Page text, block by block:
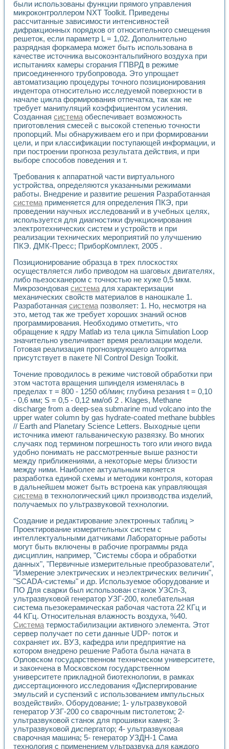
Метод траекторий в исследовании
Промышленная автоматизация
Автоматизация технологических процессов получения
Использование систем технического зрения для контроля
Исследование электромагнитных переходных процессов
Применение LabVIEW при разработке обучающих
Разработка виртуальных тренажеров путем
Система блокировок, сигнализации и защиты ускорителя
Система сбора данных и управления процессом
Управление температурой газовой среды специальной
Разработка программного обеспечения с
Использование технологий NATIONAL INSTRUMENTS
Оборудование для промышленной термотрансферной
Автоматизация реометрических исследований на базе
Применение измерителя иммитанса для исследова¬ния
Исследование электромагнитных переходных процессов
Стенд для исследования электрических переходных
Измерительный контроль с применением
Моделирование надежности и эффективности систем
Лабораторные практикумы и учебные стенды
Автоматизация лабораторного стенда по измерению
Автоматизированные лабораторные комплексы для
Виртуальный прибор для исследования нелинейных
Использование виртуальных приборов в процесе
Использование программ ELECTRONICS WORKBENCH-
Лабораторный практикум по дисциплине «Цифровые
Лабораторный практикум по ИНС на основе LabVIEW
Лабораторный практикум по основам теории коммутации
Опыт использования NI LabVIEW для создания
Применение LabVIEW для исследования течения в
Создание виртуальной работы «Изучение магнитных
Обратный маятник
Устройство для изучения основ интерфейсов обмена по
Лабораторный практикум: изучение адиабатического
Стенд для исследования электрических переходных
Система статистической обработки результатов
Модельно-измерительный комплекс. Назначение. Состав.
Использование технологий NATIONAL INSTRUMENTS
Учебный практикум "Спектральный и корреляционный
Учебный стенд для исследования принципа действия
Оборудование и программное обеспечение учебных
Виртуальный лабораторный практикум для изучения
Управление роботом ТУР-10 средствами LabVIEW
Аппаратно-программный комплекс для исследования
Автоматизированный дистанционный лабораторный
Исследование возможности реставрации одномерных
Использование технологий NATIONAL INSTRUMENTS в
Разработка модификаций алгоритма полигармонической
Учебный стенд для исследования принципа действия
Виртуальная система поддержки принимаемых решений в
Преемственность дисциплин «Моделирование систем» и
Универсальный стенд для исследования электрических
Лабораторные практикумы по информационно-
Виртуальный измеритель частотных характеристик на
Лабораторный практикум по основам теории Коммутации
Разработка виртуальной лабораторной работы
Виртуальные практикумы по электротехнике в среде
Из опыта внедрения в рамках национального проекта
Исследование эффективности решателей
Опыт разработки LabVIEW лабораторных практикумов
Проблемы повышения качества образования и
Развитие LabVIEW лабораторного практикума по
Разработка виртуальной лаборатории по электротехнике
Усовершенствованные алгоритмы частотного анализа
Об опыте работы учебного центра «Технологии
Технологии NI в магистерской программе «Прикладная
Система диагностики двигателей постоянного тока
Автоматизированный стенд формирования
Лабораторный практикум по курсу ИИС на базе
Партнеры
Академические и отраслевые институты
Учебные заведения
Бизнес
Контакты
были использованы функции прямого управления
микроконтроллером NXT Toolkit. Приведены
рассчитанные зависимости интенсивностей
дифракционных порядков от относительного смещения
решеток, если параметр L = 1,02. Дополнительно
разрядная форкамера может быть использована в
качестве источника высокоэнтальпийного воздуха при
испытаниях камеры сгорания ГПВРД в режиме
присоединенного трубопровода. Это упрощает
автоматизацию процедуры точного позиционирования
индентора относительно исследуемой поверхности в
начале цикла формирования отпечатка, так как не
требует манипуляций коэффициентом усиления.
Созданная системаобеспечивает возможность
приготовления смесей с высокой степенью точности
пропорций. Мы обнаруживаем его и при формировании
цели, и при классификации поступающей информации, и
при построении прогноза результата действия, и при
выборе способов поведения и т.
Требования к аппаратной части виртуального
устройства, определяются указанными режимами
работы. Внедрение и развитие решения Разработанная
системаприменяется для определения ПКЭ, при
проведении научных исследований и в учебных целях,
используется для диагностики функционирования
электротехнических систем и устройств и при
реализации технических мероприятий по улучшению
ПКЭ. ДМК-Пресс; ПриборКомплект, 2005 .
Позиционирование образца в трех плоскостях
осуществляется либо приводом на шаговых двигателях,
либо пьезосканером с точностью не хуже 0,5 мкм.
Микрозондовая системадля характеризации
механических свойств материалов в наношкале 1.
Разработанная системапозволяет: 1. Но, несмотря на
это, метод так же требует хороших знаний основ
программирования. Необходимо отметить, что
обращение к ядру Matlab из тела цикла Simulation Loop
значительно увеличивает время реализации модели.
Готовая реализация прогнозирующего алгоритма
присутствует в пакете Nl Control Design Toolkit.
Точение проводилось в режиме чистовой обработки при
этом частота вращения шпинделя изменялась в
пределах т = 800 - 1250 об/мин; глубина резания t = 0,10
- 0,6 мм; S = 0,5 - 0,12 мм/об 2 . KIages, Methane
discharge from a deep-sea submarine mud volcano into the
upper water column by gas hydrate-coated methane bubbles
// Earth and Planetary Science Letters. Выходные цепи
источника имеют гальваническую развязку. Во многих
случаях под термином погрешность того или иного вида
удобно понимать не рассмотренные выше разности
между приближениями, а некоторые меры близости
между ними. Наиболее актуальным является
разработка единой схемы и методики контроля, которая
в дальнейшем может быть встроена как управляющая
системав технологический цикл производства изделий,
получаемых по ультразвуковой технологии.
Создание и редактирование электронных таблиц >
Проектирование измерительных систем с
интеллектуальными датчиками Лабораторные работы
могут быть включены в рабочие программы ряда
дисциплин, например, "Системы сбора и обработки
данных", "Первичные измерительные преобразователи",
"Измерение электрических и неэлектрических величин",
"SCADA-системы" и др. Используемое оборудование и
ПО Для сварки был использован станок УЗСп-3,
ультразвуковой генератор УЗГ-200, колебательная
система пьезокерамическая рабочая частота 22 КГц и
44 КГц. Относительная влажность воздуха, %40.
Систематермостабилизации активного элемента. Этот
сервер получает по сети данные UDP- поток и
сохраняет их. ВУЗ, кафедра или предприятие на
котором внедрено решение Работа была начата в
Орловском государственном техническом университете,
и закончена в Московском государственном
университете прикладной биотехнологии, в рамках
диссертационного исследования «Диспергирование
эмульсий и суспензий с использованием импульсных
воздействий». Оборудование; 1- ультразвуковой
генератор УЗГ-200 со сварочным пистолетом; 2-
ультразвуковой станок для прошивки камня; 3-
ультразвуковой диспергатор; 4- ультразвуковая
сварочная машина; 5- генератор УЗДН-1 Сама
технология с применением ультразвука для каждого